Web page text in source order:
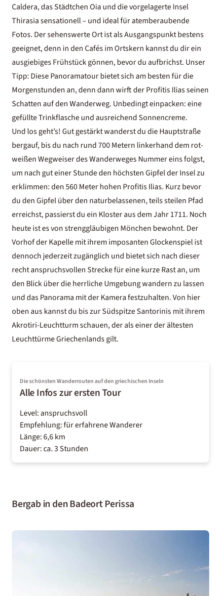
Caldera, das Städtchen Oia und die vorgelagerte Insel
Thirasia sensationell – und ideal für atemberaubende
Fotos. Der sehenswerte Ort ist als Ausgangspunkt bestens
geeignet, denn in den Cafés im Ortskern kannst du dir ein
ausgiebiges Frühstück gönnen, bevor du aufbrichst. Unser
Tipp: Diese Panoramatour bietet sich am besten für die
Morgenstunden an, denn dann wirft der Profitis Ilias seinen
Schatten auf den Wanderweg. Unbedingt einpacken: eine
gefüllte Trinkflasche und ausreichend Sonnencreme.
Und los geht’s! Gut gestärkt wanderst du die Hauptstraße
bergauf, bis du nach rund 700 Metern linkerhand dem rot-
weißen Wegweiser des Wanderweges Nummer eins folgst,
um nach gut einer Stunde den höchsten Gipfel der Insel zu
erklimmen: den 560 Meter hohen Profitis Ilias. Kurz bevor
du den Gipfel über den naturbelassenen, teils steilen Pfad
erreichst, passierst du ein Kloster aus dem Jahr 1711. Noch
heute ist es von strenggläubigen Mönchen bewohnt. Der
Vorhof der Kapelle mit ihrem imposanten Glockenspiel ist
dennoch jederzeit zugänglich und bietet sich nach dieser
recht anspruchsvollen Strecke für eine kurze Rast an, um
den Blick über die herrliche Umgebung wandern zu lassen
und das Panorama mit der Kamera festzuhalten. Von hier
oben aus kannst du bis zur Südspitze Santorinis mit ihrem
Akrotiri-Leuchtturm schauen, der als einer der ältesten
Leuchttürme Griechenlands gilt.
Die schönsten Wanderrouten auf den griechischen Inseln
Alle Infos zur ersten Tour
Level: anspruchsvoll
Empfehlung: für erfahrene Wanderer
Länge: 6,6 km
Dauer: ca. 3 Stunden
Bergab in den Badeort Perissa